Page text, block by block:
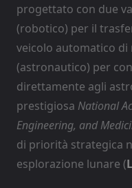
progettato con due
(robotico) per il
veicolo automatico di
(astronautico) per
direttamente agli
prestigiosa National
Engineering, and
di priorità strategica
esplorazione lunare (